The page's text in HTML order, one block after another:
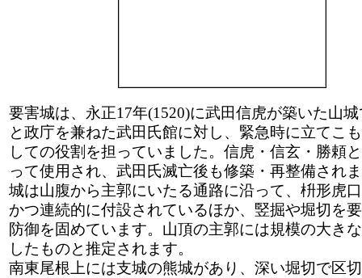
要害城は、永正17年(1520)に武田信虎が築いた山
と政庁を兼ねた武田氏館に対し、緊急時に立てこ
しての役割を担っていました。信虎・信玄・勝頼
って使用され、武田氏滅亡後も修築・再整備され
城は山腹から主郭にいたる通路に沿って、枡形虎
かつ連続的に付設されているほか、竪掘や堀切を
防御を固めています。山頂の主郭には規模の大き
したものと推定されます。
南東尾根上には支城の熊城があり、深い堀切で区